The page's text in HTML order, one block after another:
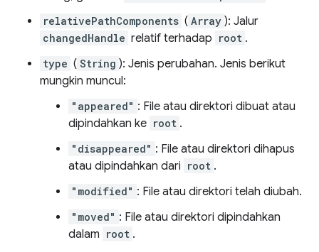
relativePathComponents ( Array ): Jalur
changedHandle relatif terhadap root .
type ( String ): Jenis perubahan. Jenis berikut
mungkin muncul:
"appeared" : File atau direktori dibuat atau
dipindahkan ke root .
"disappeared" : File atau direktori dihapus
atau dipindahkan dari root .
"modified" : File atau direktori telah diubah.
"moved" : File atau direktori dipindahkan
dalam root .